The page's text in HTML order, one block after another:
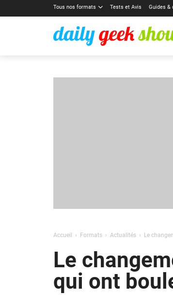
Tous nos formats Tests et Avis Guides &
Accueil Formats Actualités Le
Le
qui ont